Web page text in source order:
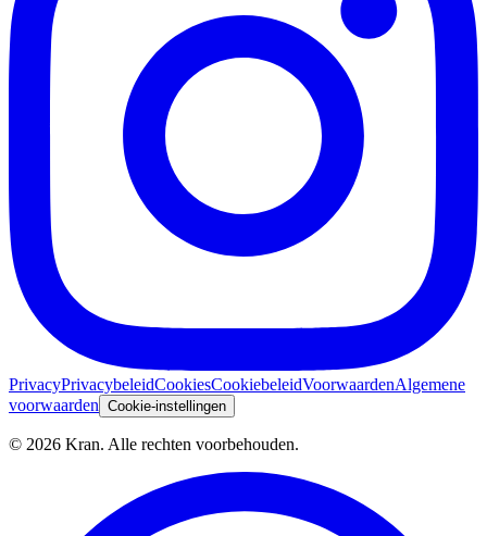
PrivacyPrivacybeleidCookiesCookiebeleidVoorwaardenAlgemene
voorwaarden Cookie-instellingen
© 2026 Kran. Alle rechten voorbehouden.